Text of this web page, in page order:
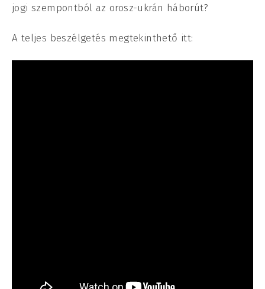
jogi szempontból az orosz-ukrán háborút?
A teljes beszélgetés megtekinthető itt: